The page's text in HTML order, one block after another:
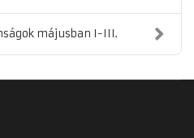
májusban I-III.